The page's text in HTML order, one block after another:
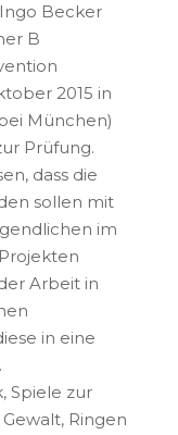
Becker
B
2015 in
München)
Prüfung.
dass die
sollen mit
im
Arbeit in
in eine
Spiele zur
Ringen